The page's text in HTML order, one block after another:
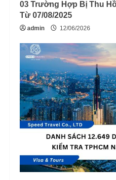
03 Trường Hợp Bị Thu
Từ 07/08/2025
admin 12/06/2026